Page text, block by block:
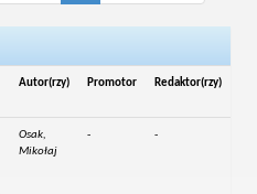
Autor(rzy) Promotor Redaktor(rzy)
Osak,
Mikołaj
- -